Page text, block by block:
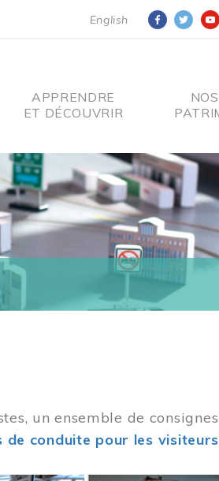
English
APPRENDRE
ET DÉCOUVRIR
un ensemble de
de conduite pour les visiteurs